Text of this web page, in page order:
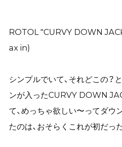
ROTOL "CURVY DOWN
ax in)
シンプルでいて、それどこの？
ンが入ったCURVY DOWN
て、めっちゃ欲しい〜ってダウ
たのは、おそらくこれが初だっ